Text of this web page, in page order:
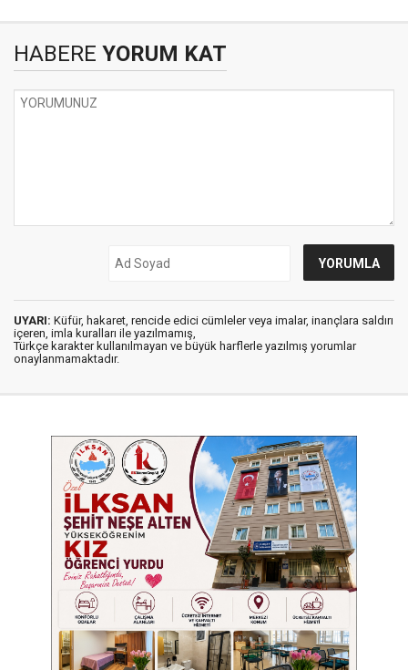
HABERE YORUM KAT
UYARI: Küfür, hakaret, rencide edici cümleler veya imalar, inançlara saldırı
içeren, imla kuralları ile yazılmamış,
Türkçe karakter kullanılmayan ve büyük harflerle yazılmış yorumlar
onaylanmamaktadır.